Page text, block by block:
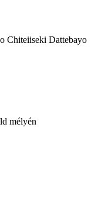
Chiteiiseki Dattebayo
mélyén